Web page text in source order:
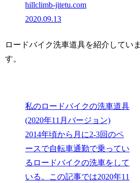
hillclimb-jitetu.com
2020.09.13
ロードバイク洗車道具を紹介していま
す。
私のロードバイクの洗車道具
(2020年11月バージョン)
2014年頃から月に2-3回のペ
ースで自転車通勤で乗ってい
るロードバイクの洗車をして
いる。この記事では2020年11